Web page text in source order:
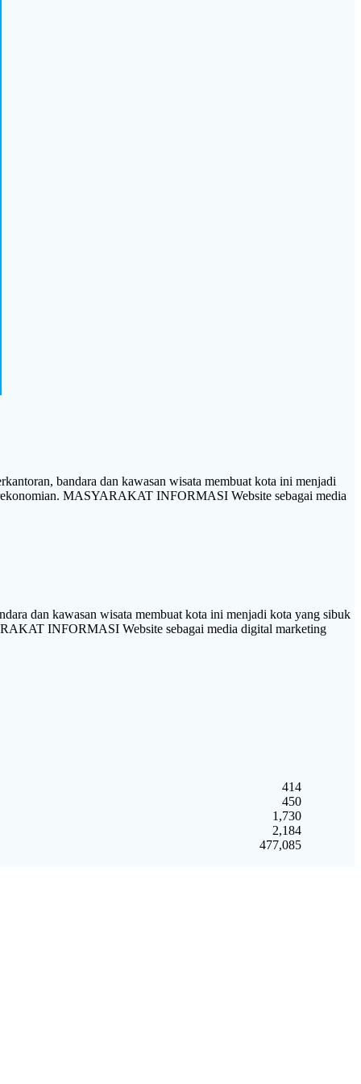
bandara dan kawasan wisata membuat kota ini menjadi
MASYARAKAT INFORMASI Website sebagai media
dan kawasan wisata membuat kota ini menjadi kota yang sibuk
INFORMASI Website sebagai media digital marketing
414
450
1,730
2,184
477,085